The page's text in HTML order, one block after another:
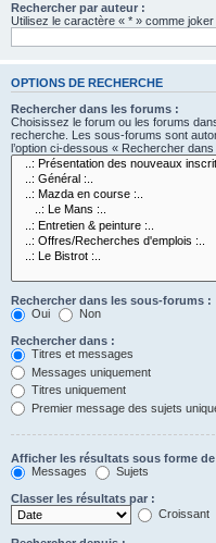
Rechercher par auteur :
Utilisez le caractère « * » comme
OPTIONS DE RECHERCHE
Rechercher dans les forums :
Choisissez le forum ou les forums
recherche. Les sous-forums sont
l’option ci-dessous « Rechercher
Rechercher dans les sous-forums :
Oui
Non
Rechercher dans :
Titres et messages
Messages uniquement
Titres uniquement
Premier message des sujets
Afficher les résultats sous forme de
Messages
Sujets
Classer les résultats par :
Croissant